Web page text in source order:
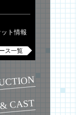
ット情報
！
ス一覧
CAST